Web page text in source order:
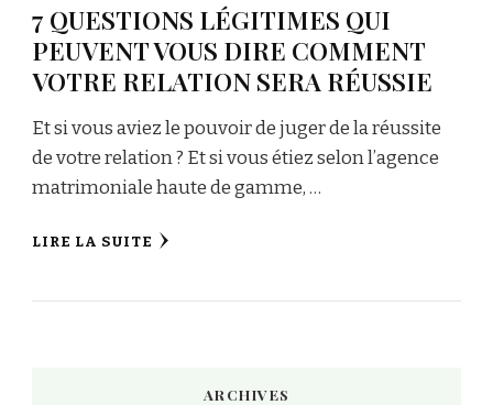
7 QUESTIONS LÉGITIMES QUI
PEUVENT VOUS DIRE COMMENT
VOTRE RELATION SERA RÉUSSIE
Et si vous aviez le pouvoir de juger de la réussite
de votre relation ? Et si vous étiez selon l’agence
matrimoniale haute de gamme, …
LIRE LA SUITE
ARCHIVES